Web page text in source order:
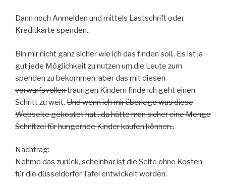
Dann noch Anmelden und mittels Lastschrift oder
Kreditkarte spenden..
Bin mir nicht ganz sicher wie ich das finden soll.. Es ist ja
gut jede Möglichkeit zu nutzen um die Leute zum
spenden zu bekommen, aber das mit diesen
vorwurfsvollentraurigen Kindern finde ich geht einen
Schritt zu weit. Und wenn ich mir überlege was diese
Webseite gekostet hat.. da hätte man sicher eine Menge
Schnitzel für hungernde Kinder kaufen können..
Nachtrag:
Nehme das zurück, scheinbar ist die Seite ohne Kosten
für die düsseldorfer Tafel entwickelt worden.